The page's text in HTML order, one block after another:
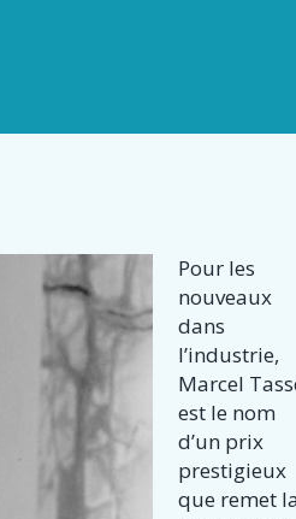
Pour les
nouveaux
dans
l’industrie,
Marcel
est le nom
d’un prix
prestigieux
que remet